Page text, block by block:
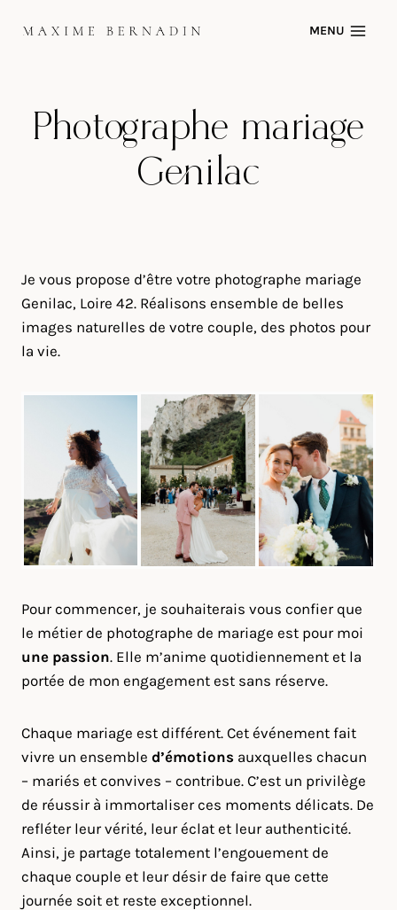
MENU
Photographe mariage
Genilac
Je vous propose d’être votre photographe mariage
Genilac, Loire 42. Réalisons ensemble de belles
images naturelles de votre couple, des photos pour
la vie.
Pour commencer, je souhaiterais vous confier que
le métier de photographe de mariage est pour moi
une passion. Elle m’anime quotidiennement et la
portée de mon engagement est sans réserve.
Chaque mariage est différent. Cet événement fait
vivre un ensemble d’émotions auxquelles chacun
– mariés et convives – contribue. C’est un privilège
de réussir à immortaliser ces moments délicats. De
refléter leur vérité, leur éclat et leur authenticité.
Ainsi, je partage totalement l’engouement de
chaque couple et leur désir de faire que cette
journée soit et reste exceptionnel.